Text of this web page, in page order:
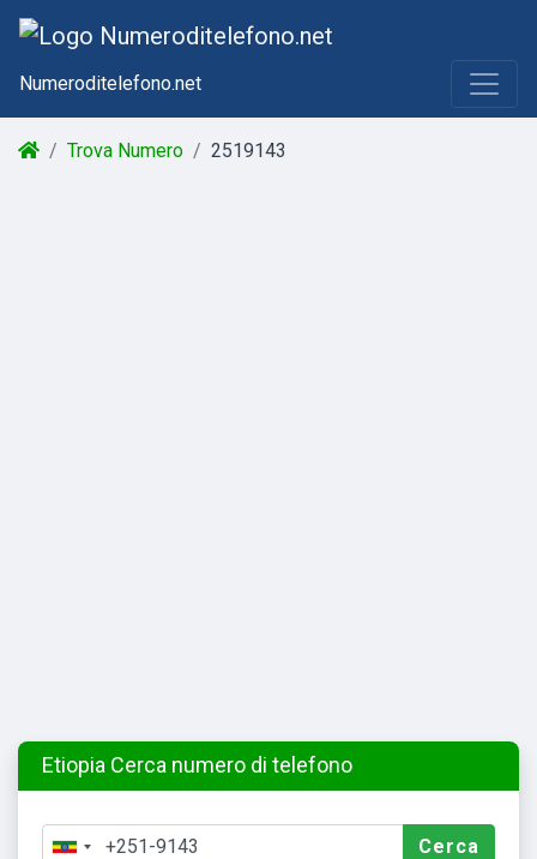
Numeroditelefono.net
Trova Numero 2519143
Etiopia Cerca numero di telefono
Cerca